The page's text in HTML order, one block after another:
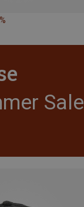
Sale